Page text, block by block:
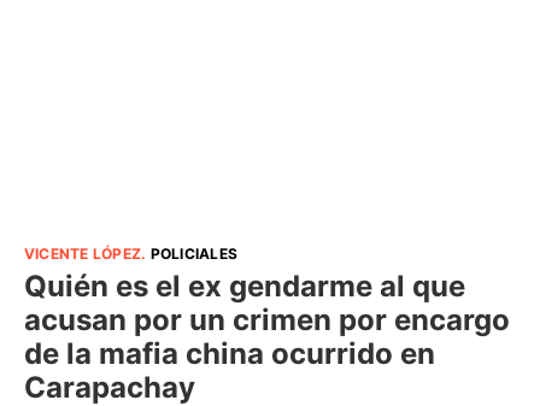
VICENTE LÓPEZ. POLICIALES
Quién es el ex gendarme al que
acusan por un crimen por encargo
de la mafia china ocurrido en
Carapachay